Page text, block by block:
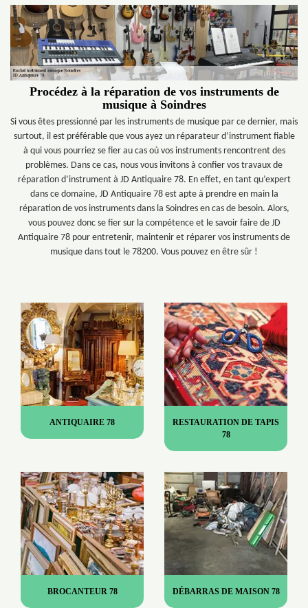
Procédez à la réparation de vos instruments de
musique à Soindres
Si vous êtes pressionné par les instruments de musique par ce dernier, mais
surtout, il est préférable que vous ayez un réparateur d’instrument fiable
à qui vous pourriez se fier au cas où vos instruments rencontrent des
problèmes. Dans ce cas, nous vous invitons à confier vos travaux de
réparation d’instrument à JD Antiquaire 78. En effet, en tant qu’expert
dans ce domaine, JD Antiquaire 78 est apte à prendre en main la
réparation de vos instruments dans la Soindres en cas de besoin. Alors,
vous pouvez donc se fier sur la compétence et le savoir faire de JD
Antiquaire 78 pour entretenir, maintenir et réparer vos instruments de
musique dans tout le 78200. Vous pouvez en être sûr !
ANTIQUAIRE 78
RESTAURATION DE TAPIS
78
BROCANTEUR 78 DÉBARRAS DE MAISON 78